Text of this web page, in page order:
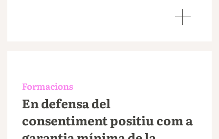
Formacions
En defensa del
consentiment positiu com a